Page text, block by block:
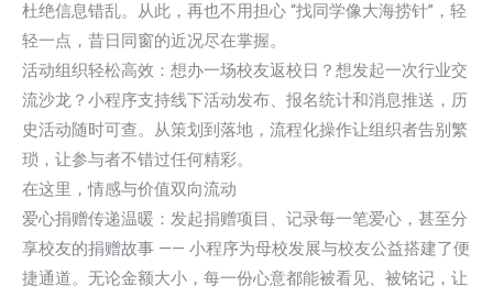
杜绝信息错乱。从此，再也不用担心 “找同学像大海捞针”，轻
轻一点，昔日同窗的近况尽在掌握。
活动组织轻松高效：想办一场校友返校日？想发起一次行业交
流沙龙？小程序支持线下活动发布、报名统计和消息推送，历
史活动随时可查。从策划到落地，流程化操作让组织者告别繁
琐，让参与者不错过任何精彩。
在这里，情感与价值双向流动
爱心捐赠传递温暖：发起捐赠项目、记录每一笔爱心，甚至分
享校友的捐赠故事 —— 小程序为母校发展与校友公益搭建了便
捷通道。无论金额大小，每一份心意都能被看见、被铭记，让